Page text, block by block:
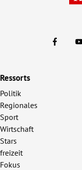
Ressorts
Politik
Regionales
Sport
Wirtschaft
Stars
freizeit
Fokus